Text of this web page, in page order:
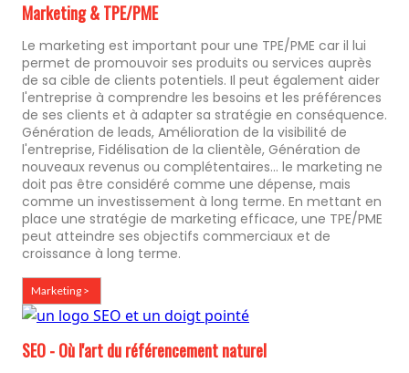
Marketing & TPE/PME
Le marketing est important pour une TPE/PME car il lui
permet de promouvoir ses produits ou services auprès
de sa cible de clients potentiels. Il peut également aider
l'entreprise à comprendre les besoins et les préférences
de ses clients et à adapter sa stratégie en conséquence.
Génération de leads, Amélioration de la visibilité de
l'entreprise, Fidélisation de la clientèle, Génération de
nouveaux revenus ou complétentaires... le marketing ne
doit pas être considéré comme une dépense, mais
comme un investissement à long terme. En mettant en
place une stratégie de marketing efficace, une TPE/PME
peut atteindre ses objectifs commerciaux et de
croissance à long terme.
Marketing >
SEO - Où l'art du référencement naturel